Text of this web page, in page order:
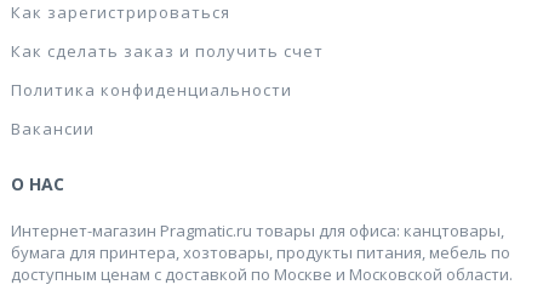
Как зарегистрироваться
Как сделать заказ и получить счет
Политика конфиденциальности
Вакансии
О НАС
Интернет-магазин Pragmatic.ru товары для офиса: канцтовары,
бумага для принтера, хозтовары, продукты питания, мебель по
доступным ценам с доставкой по Москве и Московской области.